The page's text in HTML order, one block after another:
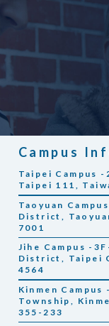
Campus
Taipei Campus -
Taipei 111,
Taoyuan
District,
7001
Jihe Campus -
District, Taipei
4564
Kinmen Campus
Township,
355-233